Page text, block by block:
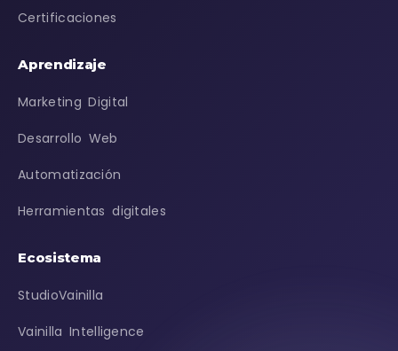
Certificaciones
Aprendizaje
Marketing Digital
Desarrollo Web
Automatización
Herramientas digitales
Ecosistema
StudioVainilla
Vainilla Intelligence